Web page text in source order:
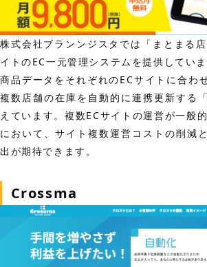
株式会社ブランンジスタでは「まとまる
イトのEC一元管理システムを提供していま
商品データをそれぞれのECサイトに合わ
複数店舗の在庫を自動的に連携更新する
えています。複数ECサイトの運営が一般
において、サイト複数運営コストの削減
出が期待できます。
Crossma